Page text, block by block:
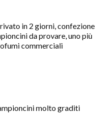
in 2 giorni, confezione
da provare, uno più
commerciali
molto graditi